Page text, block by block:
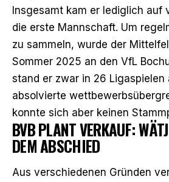
Insgesamt kam er lediglich auf
die erste Mannschaft. Um
zu sammeln, wurde der
Sommer 2025 an den VfL
stand er zwar in 26 Ligaspielen
absolvierte
konnte sich aber keinen
BVB PLANT VERKAUF:
DEM ABSCHIED
Aus verschiedenen Gründen